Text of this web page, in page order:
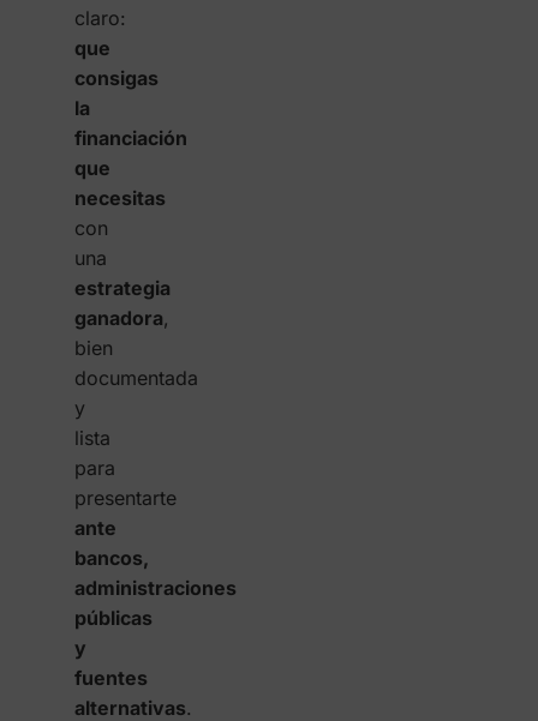
claro:
que
consigas
la
financiación
que
necesitas
con
una
estrategia
ganadora,
bien
documentada
y
lista
para
presentarte
ante
bancos,
administraciones
públicas
y
fuentes
alternativas.